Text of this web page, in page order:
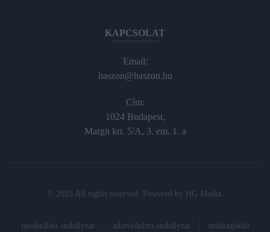
KAPCSOLAT
Email:
haszon@haszon.hu
Cím:
1024 Budapest,
Margit krt. 5/A, 3. em. 1. a
© 2025 All rights reserved. Powered by HG Media
moderálási szabályzat adatvédelmi szabályzat médiaajánló